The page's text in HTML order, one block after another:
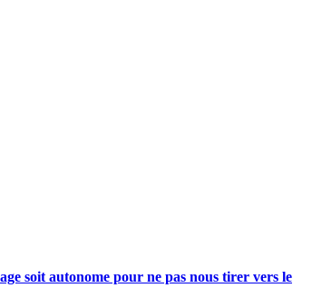
soit autonome pour ne pas nous tirer vers le